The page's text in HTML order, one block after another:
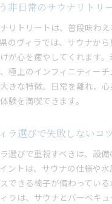
非日常のサウナリトリ
リトリートは、普段味わ
のヴィラでは、サウナか
が心を癒やしてくれます
極上のインフィニティーチ
きな特徴。日常を離れ、
験を満喫できます。
ラ選びで失敗しないコ
選びで重視すべきは、設
ントは、サウナの仕様や
できる椅子が備わっている
ラは、サウナとバーベキ